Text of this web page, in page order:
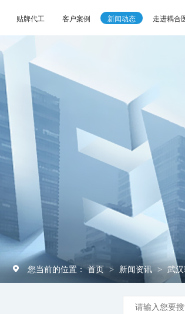
贴牌代工 客户案例 新闻动态 走进耦合
您当前的位置： 首页 > 新闻资讯 > 武